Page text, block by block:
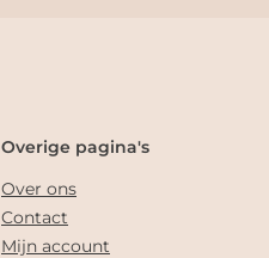
Overige pagina's
Over ons
Contact
Mijn account